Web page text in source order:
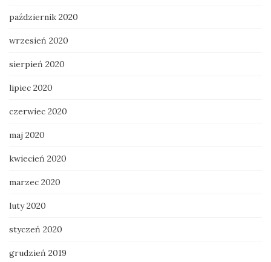
październik 2020
wrzesień 2020
sierpień 2020
lipiec 2020
czerwiec 2020
maj 2020
kwiecień 2020
marzec 2020
luty 2020
styczeń 2020
grudzień 2019